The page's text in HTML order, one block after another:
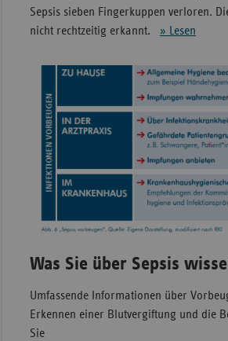
Sepsis sieben Fingerkuppen verloren.
nicht rechtzeitig erkannt. » Lesen
Was Sie über Sepsis
Umfassende Informationen über
Erkennen einer Blutvergiftung und die
Sie